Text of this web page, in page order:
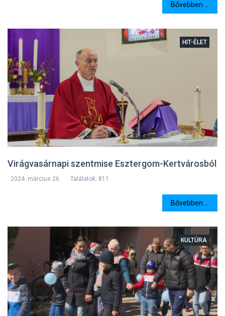
Bővebben ...
Virágvasárnapi szentmise Esztergom-Kertvárosból
HIT-ÉLET
2024. március 26. Találatok: 811
Bővebben ...
KULTÚRA